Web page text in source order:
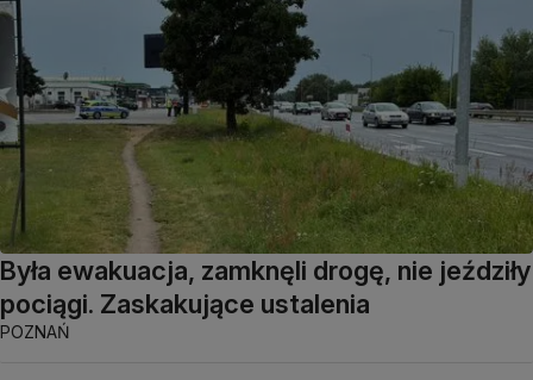
Była ewakuacja, zamknęli drogę, nie jeździły
pociągi. Zaskakujące ustalenia
POZNAŃ